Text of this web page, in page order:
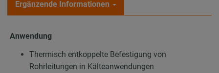
Ergänzende Informationen
Anwendung
Thermisch entkoppelte Befestigung von
Rohrleitungen in Kälteanwendungen